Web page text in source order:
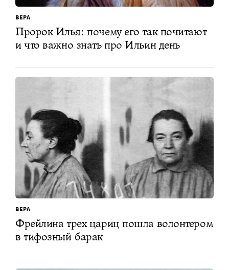
ВЕРА
Пророк Илья: почему его так почитают
и что важно знать про Ильин день
ВЕРА
Фрейлина трех цариц пошла волонтером
в тифозный барак